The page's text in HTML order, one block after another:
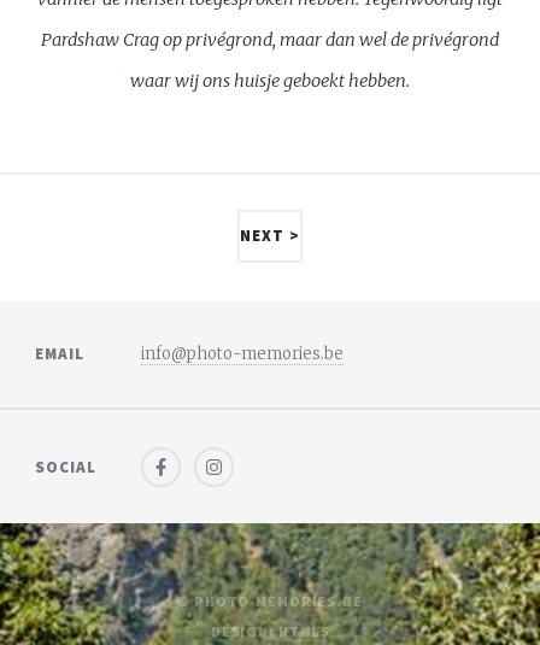
Pardshaw Crag op privégrond, maar dan wel de privégrond
waar wij ons huisje geboekt hebben.
NEXT >
EMAIL info@photo-memories.be
SOCIAL
© PHOTO-MEMORIES.BE
DESIGN:HTML5